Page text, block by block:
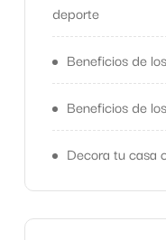
deporte
Beneficios de
Beneficios de
Decora tu casa